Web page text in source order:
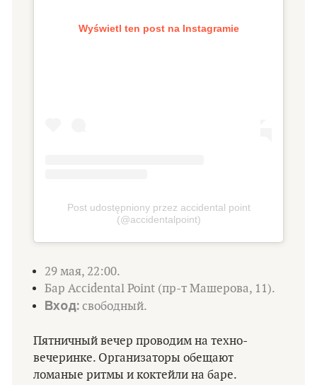
Wyświetl ten post na Instagramie
Post udostępniony przez accidental point
(@accidentalpoint)
29 мая, 22:00.
Бар Accidental Point (пр-т Машерова, 11).
Вход: свободный.
Пятничный вечер проводим на техно-
вечеринке. Организаторы обещают
ломаные ритмы и коктейли на баре.